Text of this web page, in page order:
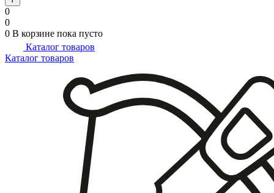
0
0
0 В корзине пока пусто
Каталог товаров
Каталог товаров